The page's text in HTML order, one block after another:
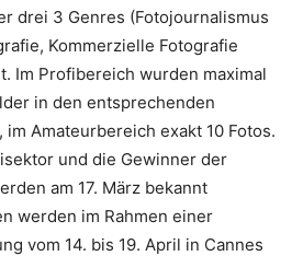
drei 3 Genres (Fotojournalismus
Kommerzielle Fotografie
Im Profibereich wurden maximal
in den entsprechenden
Amateurbereich exakt 10 Fotos.
und die Gewinner der
am 17. März bekannt
werden im Rahmen einer
vom 14. bis 19. April in Cannes